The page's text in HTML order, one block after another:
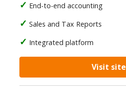
End-to-end accounting
Sales and Tax Reports
Integrated platform
Visit site